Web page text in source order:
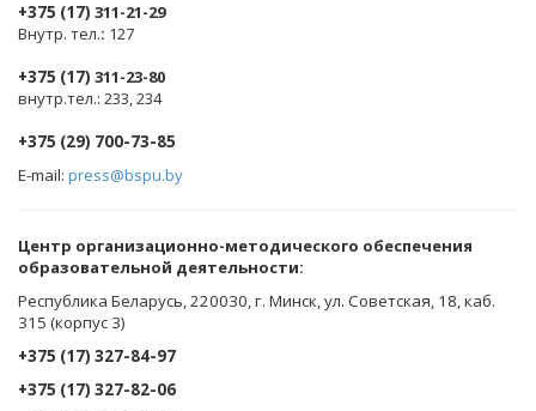
+375 (17) 311-21-29
Внутр. тел.: 127
+375 (17) 311-23-80
внутр.тел.: 233, 234
+375 (29) 700-73-85
E-mail: press@bspu.by
Центр организационно-методического обеспечения
образовательной деятельности:
Республика Беларусь, 220030, г. Минск, ул. Советская, 18, каб.
315 (корпус 3)
+375 (17) 327-84-97
+375 (17) 327-82-06